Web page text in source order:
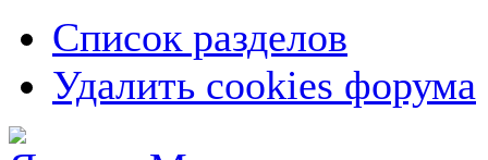
Список разделов
Удалить cookies форума